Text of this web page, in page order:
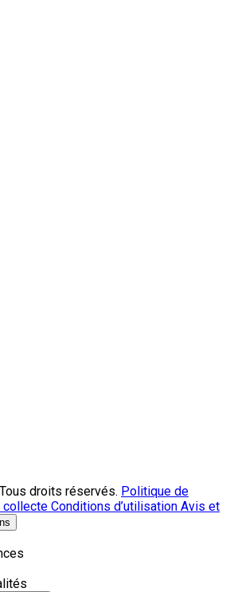
droits réservés. Politique de
collecte Conditions d’utilisation Avis et